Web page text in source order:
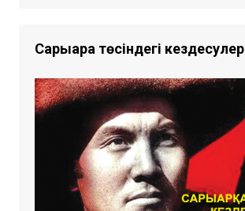
Сарыарқа төсіндегі кездесулер